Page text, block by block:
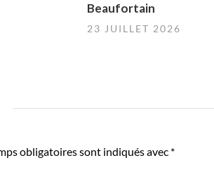
Beaufortain
23 JUILLET 2026
obligatoires sont indiqués avec *